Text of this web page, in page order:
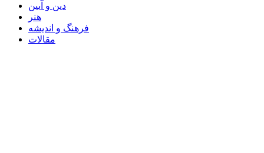
دین و آیین
هنر
فرهنگ و اندیشه
مقالات